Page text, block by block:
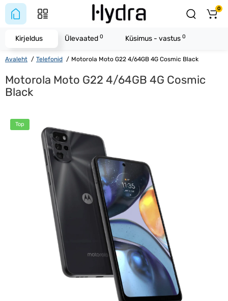
0
Avaleht Telefonid Motorola Moto G22 4/64GB 4G Cosmic Black
Motorola Moto G22 4/64GB 4G Cosmic
Black
Top
Kirjeldus Ülevaated 0 Küsimus - vastus 0